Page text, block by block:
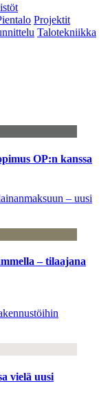
Projektit
Talotekniikka
OP:n kanssa
– uusi
– tilaajana
vielä uusi